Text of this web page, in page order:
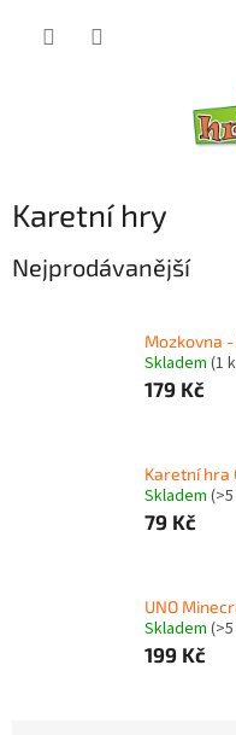
Karetní hry
Nejprodávanější
Mozkovna
Skladem (1
179 Kč
Karetní hra
Skladem
79 Kč
UNO
Skladem
199 Kč